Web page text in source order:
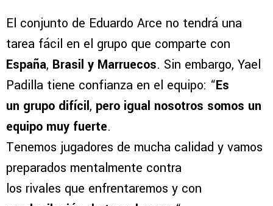
El conjunto de Eduardo Arce no tendrá una
tarea fácil en el grupo que comparte con
España, Brasil y Marruecos. Sin embargo, Yael
Padilla tiene confianza en el equipo: “Es
un grupo difícil, pero igual nosotros somos un
equipo muy fuerte.
Tenemos jugadores de mucha calidad y vamos
preparados mentalmente contra
los rivales que enfrentaremos y con